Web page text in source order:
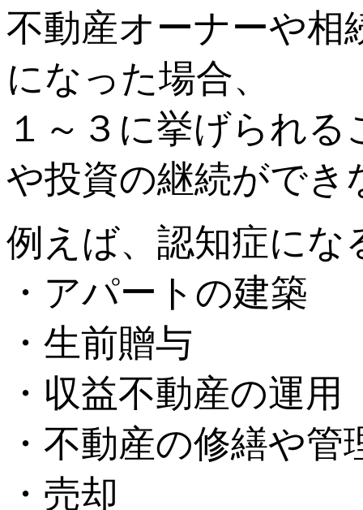
不動産オーナーや相
になった場合、
１～３に挙げられ
や投資の継続がで
例えば、認知症にな
・アパートの建築
・生前贈与
・収益不動産の運
・不動産の修繕や管
・売却